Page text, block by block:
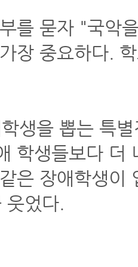
를 묻자 "국악
장 중요하다.
생을 뽑는 특
학생들보다 더
은 장애학생이
웃었다.